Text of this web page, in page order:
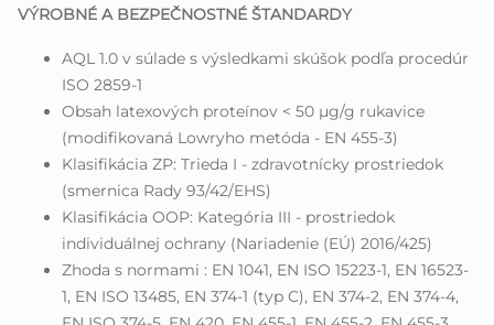
VÝROBNÉ A BEZPEČNOSTNÉ ŠTANDARDY
AQL 1.0 v súlade s výsledkami skúšok podľa procedúr
ISO 2859-1
Obsah latexových proteínov < 50 µg/g rukavice
(modifikovaná Lowryho metóda - EN 455-3)
Klasifikácia ZP: Trieda I - zdravotnícky prostriedok
(smernica Rady 93/42/EHS)
Klasifikácia OOP: Kategória III - prostriedok
individuálnej ochrany (Nariadenie (EÚ) 2016/425)
Zhoda s normami : EN 1041, EN ISO 15223-1, EN 16523-
1, EN ISO 13485, EN 374-1 (typ C), EN 374-2, EN 374-4,